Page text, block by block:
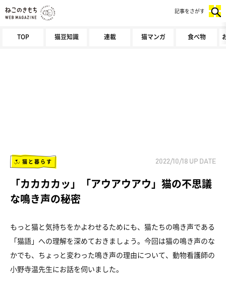
TOP 猫豆知識 連載 猫マンガ 食べ物
記事をさがす
猫と暮らす 2022/10/18 UP DATE
「カカカカッ」「アウアウアウ」猫の不思議
な鳴き声の秘密
もっと猫と気持ちをかよわせるためにも、猫たちの鳴き声である
「猫語」への理解を深めておきましょう。今回は猫の鳴き声のな
かでも、ちょっと変わった鳴き声の理由について、動物看護師の
小野寺温先生にお話を伺いました。